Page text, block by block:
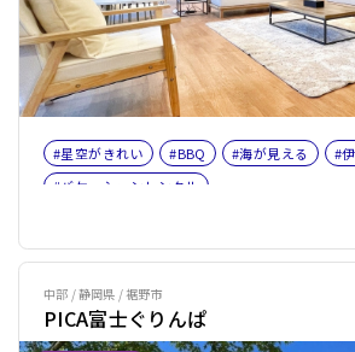
#星空がきれい #BBQ #海が見える #
#バケーションレンタル
中部 / 静岡県 / 裾野市
PICA富士ぐりんぱ